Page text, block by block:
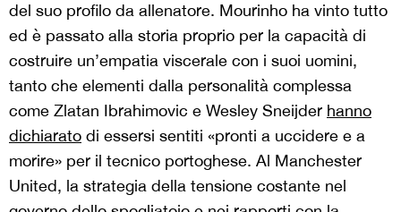
del suo profilo da allenatore. Mourinho ha vinto tutto
ed è passato alla storia proprio per la capacità di
costruire un’empatia viscerale con i suoi uomini,
tanto che elementi dalla personalità complessa
come Zlatan Ibrahimovic e Wesley Sneijder hanno
dichiarato di essersi sentiti «pronti a uccidere e a
morire» per il tecnico portoghese. Al Manchester
United, la strategia della tensione costante nel